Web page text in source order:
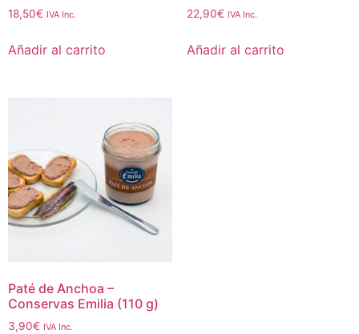
18,50€ IVA Inc.
Añadir al carrito
22,90€ IVA Inc.
Añadir al carrito
Paté de Anchoa –
Conservas Emilia (110 g)
3,90€ IVA Inc.